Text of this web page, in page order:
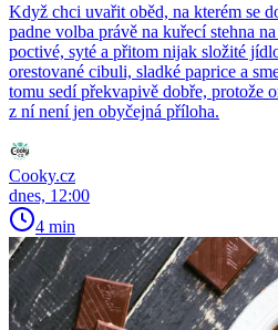
Když chci uvařit oběd, na kterém se
padne volba právě na kuřecí stehna
poctivé, syté a přitom nijak složité
orestované cibuli, sladké paprice a
tomu sedí překvapivě dobře, protože
z ní není jen obyčejná příloha.
Cooky.cz
dnes, 12:00
4 min